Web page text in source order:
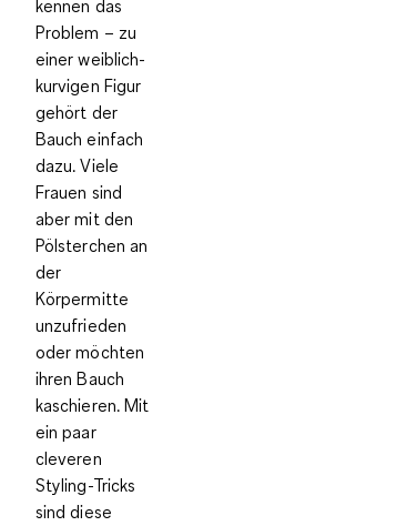
kennen das
Problem – zu
einer weiblich-
kurvigen Figur
gehört der
Bauch einfach
dazu. Viele
Frauen sind
aber mit den
Pölsterchen an
der
Körpermitte
unzufrieden
oder möchten
ihren Bauch
kaschieren. Mit
ein paar
cleveren
Styling-Tricks
sind diese